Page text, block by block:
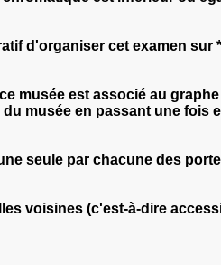
d'organiser cet examen sur
musée est associé au
musée en passant une fois
seule par chacune des
voisines (c'est-à-dire